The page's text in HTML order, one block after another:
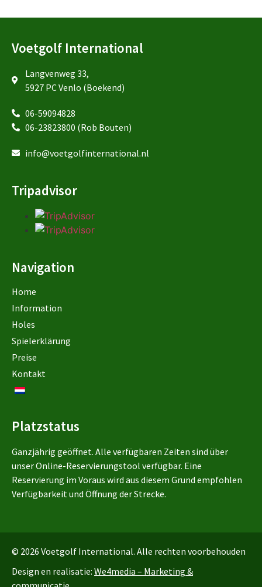
Voetgolf International
Langvenweg 33,
5927 PC Venlo (Boekend)
06-59094828
06-23823800 (Rob Bouten)
info@voetgolfinternational.nl
Tripadvisor
Navigation
Home
Information
Holes
Spielerklärung
Preise
Kontakt
Platzstatus
Ganzjährig geöffnet. Alle verfügbaren Zeiten sind über
unser Online-Reservierungstool verfügbar. Eine
Reservierung im Voraus wird aus diesem Grund empfohlen
Verfügbarkeit und Öffnung der Strecke.
© 2026 Voetgolf International. Alle rechten voorbehouden
Design en realisatie: We4media – Marketing &